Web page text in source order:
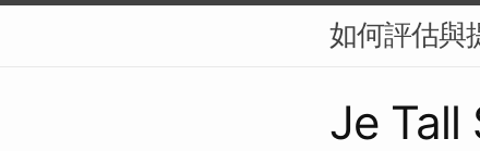
如何評估與
Je Tall